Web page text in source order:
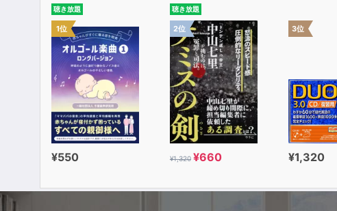
聴き放題
1位
¥550
聴き放題
2位
¥1,320 ¥660
3位
¥1,320